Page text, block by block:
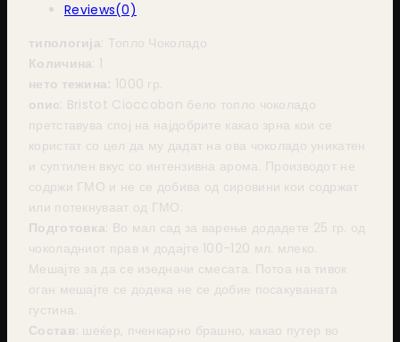
Reviews(0)
типологија: Топло Чоколадо
Количина: 1
нето тежина: 1000 гр.
опис: Bristot Cioccobon бело топло чоколадо
претставува спој на најдобрите какао зрна кои се
користат со цел да му дадат на ова чоколадо уникатен
и суптилен вкус со интензивна арома. Производот не
содржи ГМО и не се добива од сировини кои содржат
или потекнуваат од ГМО.
Подготовка: Во мал сад за варење додадете 25 гр. од
чоколадниот прав и додајте 100-120 мл. млеко.
Мешајте за да се изедначи смесата. Потоа на тивок
оган мешајте се додека не се добие посакуваната
густина.
Состав: шеќер, пченкарно брашно, какао путер во